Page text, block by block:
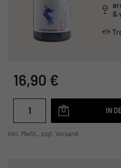
& wild
16,90 €
IN
inkl. MwSt., zzgl. Versand